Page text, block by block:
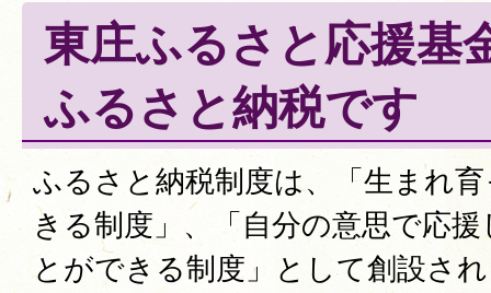
東庄ふるさと応援基
ふるさと納税です
ふるさと納税制度は、「生まれ
きる制度」、「自分の意思で応
とができる制度」として創設さ